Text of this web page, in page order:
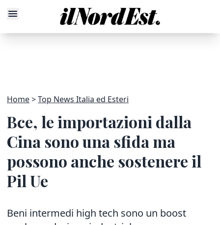
Home Top News Italia ed Esteri
Bce, le importazioni dalla
Cina sono una sfida ma
possono anche sostenere il
Pil Ue
Beni intermedi high tech sono un boost